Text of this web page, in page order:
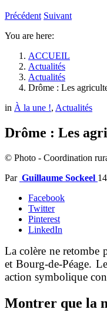
Précédent Suivant
You are here:
ACCUEIL
Actualités
Actualités
Drôme : Les
in À la une !, Actualités
Drôme : Les
© Photo - Coordination
Par Guillaume Sockeel
Facebook
Twitter
Pinterest
LinkedIn
La colère ne retombe
et Bourg-de-Péage.
action symbolique
Montrer que la